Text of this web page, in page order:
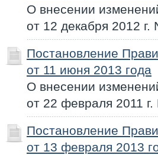
О внесении
от 12 декабря 2012 г.
Постановление
от 11 июня 2013 года
О внесении
от 22 февраля 2011
Постановление
от 13 февраля 2013